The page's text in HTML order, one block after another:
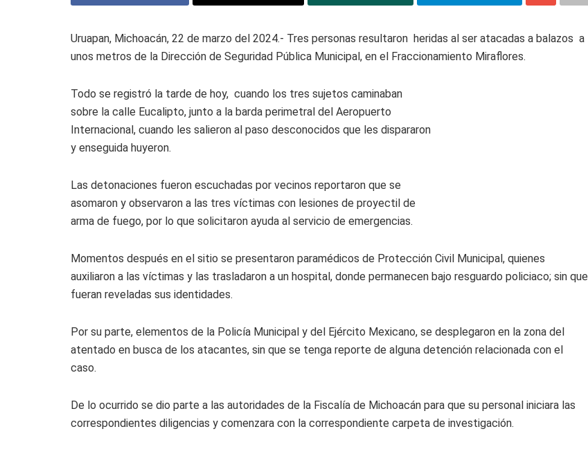
Uruapan, Michoacán, 22 de marzo del 2024.- Tres personas resultaron heridas al ser atacadas a balazos a
unos metros de la Dirección de Seguridad Pública Municipal, en el Fraccionamiento Miraflores.
Todo se registró la tarde de hoy, cuando los tres sujetos caminaban
sobre la calle Eucalipto, junto a la barda perimetral del Aeropuerto
Internacional, cuando les salieron al paso desconocidos que les dispararon
y enseguida huyeron.
Las detonaciones fueron escuchadas por vecinos reportaron que se
asomaron y observaron a las tres víctimas con lesiones de proyectil de
arma de fuego, por lo que solicitaron ayuda al servicio de emergencias.
Momentos después en el sitio se presentaron paramédicos de Protección Civil Municipal, quienes
auxiliaron a las víctimas y las trasladaron a un hospital, donde permanecen bajo resguardo policiaco; sin que
fueran reveladas sus identidades.
Por su parte, elementos de la Policía Municipal y del Ejército Mexicano, se desplegaron en la zona del
atentado en busca de los atacantes, sin que se tenga reporte de alguna detención relacionada con el
caso.
De lo ocurrido se dio parte a las autoridades de la Fiscalía de Michoacán para que su personal iniciara las
correspondientes diligencias y comenzara con la correspondiente carpeta de investigación.